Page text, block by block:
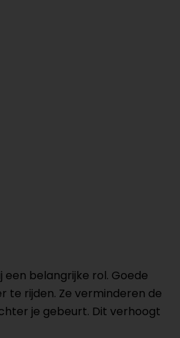
belangrijke rol. Goede
te rijden. Ze verminderen de
je gebeurt. Dit verhoogt